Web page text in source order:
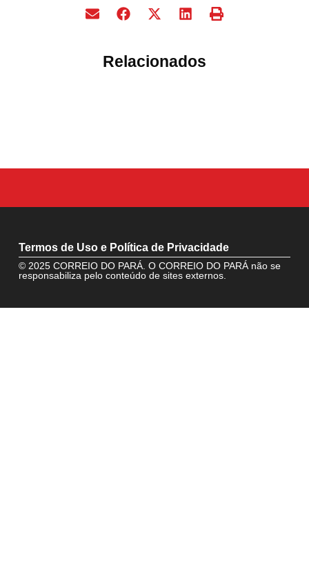
Relacionados
Termos de Uso e Política de Privacidade
© 2025 CORREIO DO PARÁ. O CORREIO DO PARÁ não se
responsabiliza pelo conteúdo de sites externos.